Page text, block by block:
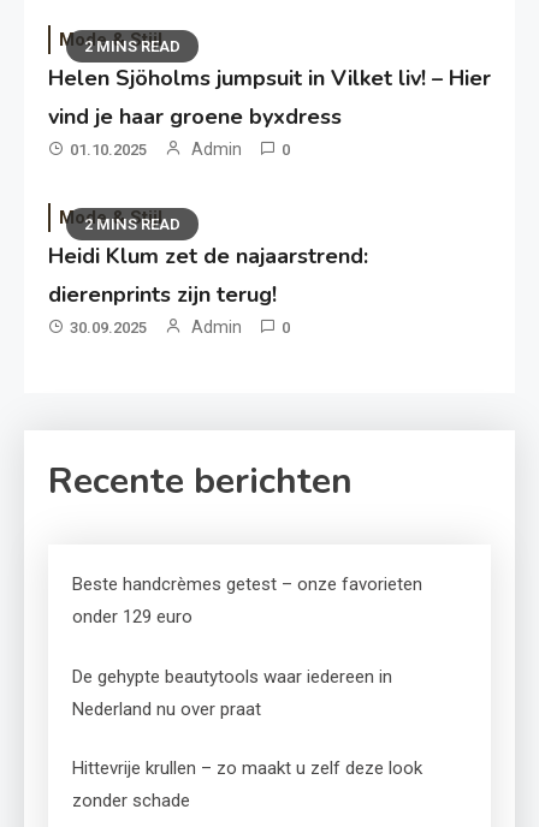
2 MINS READ
Mode & Stijl
Helen Sjöholms jumpsuit in Vilket liv! – Hier
vind je haar groene byxdress
01.10.2025 Admin 0
2 MINS READ
Mode & Stijl
Heidi Klum zet de najaarstrend:
dierenprints zijn terug!
30.09.2025 Admin 0
Recente berichten
Beste handcrèmes getest – onze favorieten
onder 129 euro
De gehypte beautytools waar iedereen in
Nederland nu over praat
Hittevrije krullen – zo maakt u zelf deze look
zonder schade